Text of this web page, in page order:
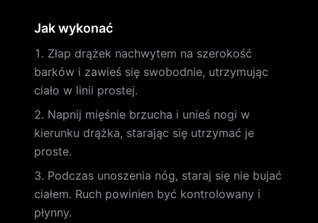
Jak wykonać
Złap drążek nachwytem na szerokość
barków i zawieś się swobodnie, utrzymując
ciało w linii prostej.
Napnij mięśnie brzucha i unieś nogi w
kierunku drążka, starając się utrzymać je
proste.
Podczas unoszenia nóg, staraj się nie bujać
ciałem. Ruch powinien być kontrolowany i
płynny.